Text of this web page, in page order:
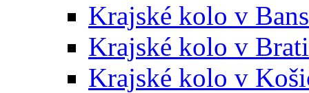
Krajské kolo v
Krajské kolo v
Krajské kolo v